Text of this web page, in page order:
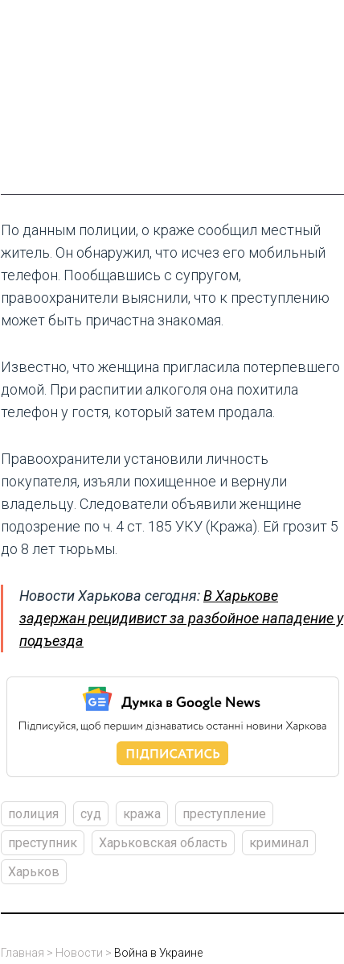
По данным полиции, о краже сообщил местный
житель. Он обнаружил, что исчез его мобильный
телефон. Пообщавшись с супругом,
правоохранители выяснили, что к преступлению
может быть причастна знакомая.
Известно, что женщина пригласила потерпевшего
домой. При распитии алкоголя она похитила
телефон у гостя, который затем продала.
Правоохранители установили личность
покупателя, изъяли похищенное и вернули
владельцу. Следователи объявили женщине
подозрение по ч. 4 ст. 185 УКУ (Кража). Ей грозит 5
до 8 лет тюрьмы.
Новости Харькова сегодня:В Харькове
задержан рецидивист за разбойное нападение у
подъезда
полиция суд кража
преступление
преступник
Харьковская область
криминал
Харьков
Главная > Новости > Война в Украине